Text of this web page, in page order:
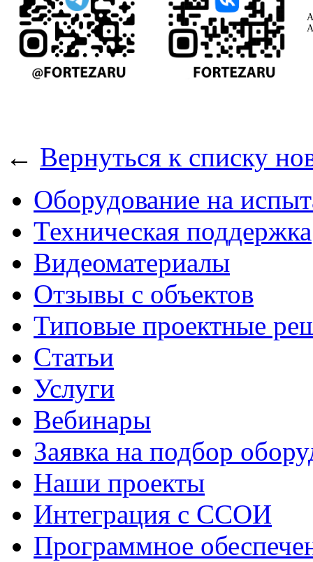
← Вернуться к списку
Оборудование на
Техническая поддержка
Видеоматериалы
Отзывы с объектов
Типовые проектные
Cтатьи
Услуги
Вебинары
Заявка на подбор
Наши проекты
Интеграция с ССОИ
Программное